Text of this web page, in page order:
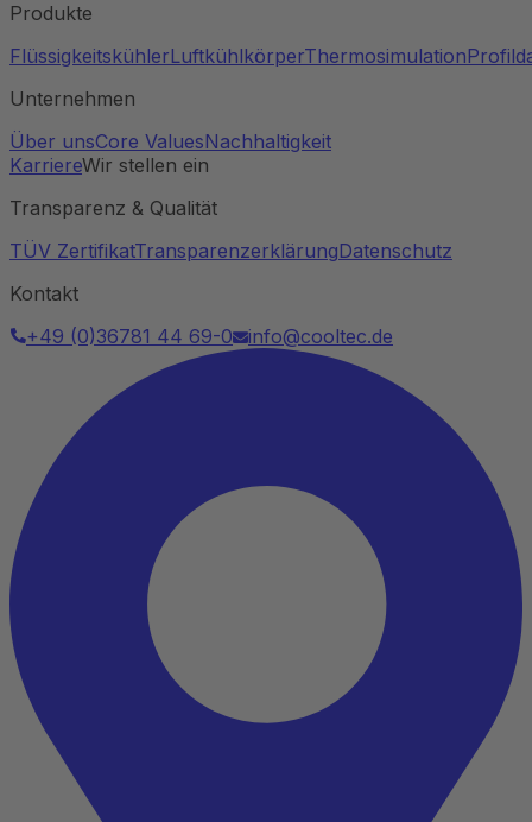
Produkte
FlüssigkeitskühlerLuftkühlkörperThermosimulation
Unternehmen
Über unsCore ValuesNachhaltigkeit
KarriereWir stellen ein
Transparenz & Qualität
TÜV ZertifikatTransparenzerklärungDatenschutz
Kontakt
+49 (0)36781 44 69-0
info@cooltec.de